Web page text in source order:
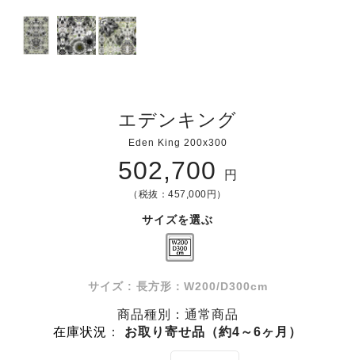
エデンキング
Eden King 200x300
502,700 円
（税抜：457,000円）
サイズを選ぶ
サイズ : 長方形：W200/D300cm
商品種別：通常商品
在庫状況 ： お取り寄せ品（約4～6ヶ月）